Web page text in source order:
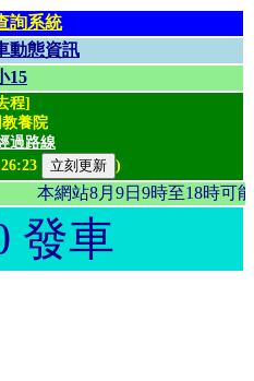
詢系統
動態資訊
15
程]
教養院
過路線
)
本網站8月9日9時至18
發車